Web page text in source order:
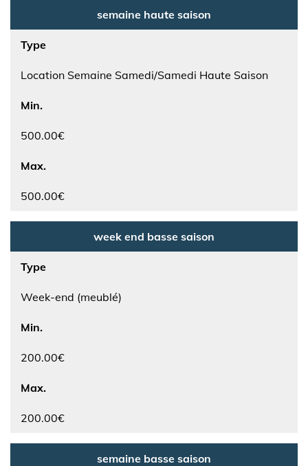
semaine haute saison
Type
Location Semaine Samedi/Samedi Haute Saison
Min.
500.00€
Max.
500.00€
week end basse saison
Type
Week-end (meublé)
Min.
200.00€
Max.
200.00€
semaine basse saison